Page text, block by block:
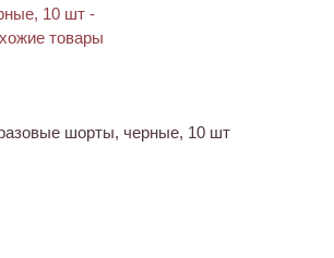
шорты, черные, 10 шт